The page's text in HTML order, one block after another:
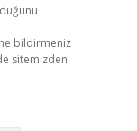
bildirmeniz
sitemizden